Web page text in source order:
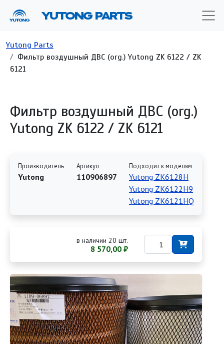
YUTONG PARTS
Строка навигации
Yutong Parts
Фильтр воздушный ДВС (org.) Yutong ZK 6122 / ZK
6121
Фильтр воздушный ДВС (org.)
Yutong ZK 6122 / ZK 6121
Производитель
Yutong
Артикул
110906897
Подходит к моделям
Yutong ZK6128H
Yutong ZK6122H9
Yutong ZK6121HQ
в наличии 20 шт.
8 570,00 ₽